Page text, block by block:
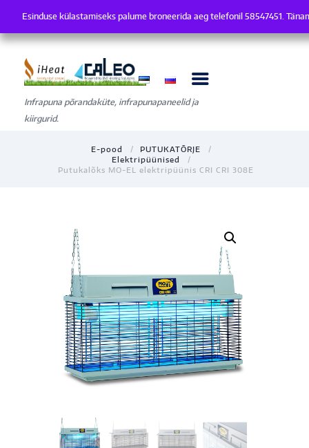
Infrapuna põrandaküte, infrapunapaneelid ja
kiirgurid.
E-pood
PUTUKATÕRJE
Elektripüünised
Putukalõks MO-EL elektripüünis CRI CRI 308E
Esinduse külastamiseks palume broneerida aeg telefonil 58547451.
Esinduse külastamiseks palume broneerida aeg telefonil 58547451.